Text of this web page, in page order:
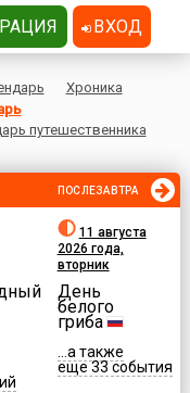
Хроника
путешественника
ПОСЛЕЗАВТРА
11 августа
2026 года,
вторник
День
белого
гриба
...а также
еще 33 события
ВХОД